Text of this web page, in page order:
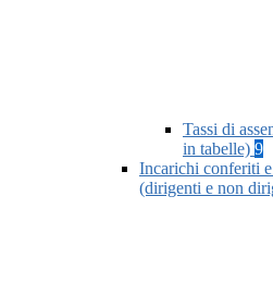
Tassi di
in tabelle) 9
Incarichi conferiti
(dirigenti e non